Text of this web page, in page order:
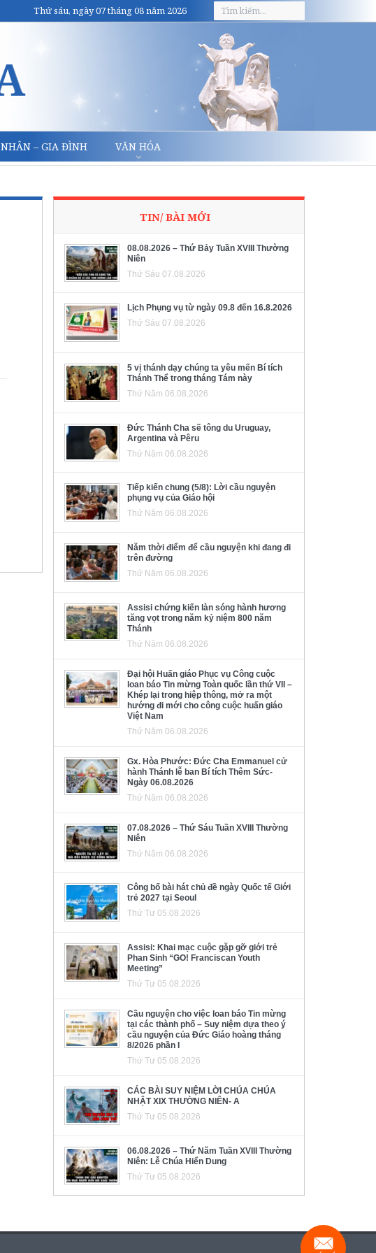
Thứ sáu, ngày 07 tháng 08 năm 2026
– GIA ĐÌNH VĂN HÓA
TIN/ BÀI MỚI
08.08.2026 – Thứ Bảy Tuần XVIII Thường
Niên
Thứ Sáu 07.08.2026
Lịch Phụng vụ từ ngày 09.8 đến 16.8.2026
Thứ Sáu 07.08.2026
5 vị thánh dạy chúng ta yêu mến Bí tích
Thánh Thể trong tháng Tám này
Thứ Năm 06.08.2026
Đức Thánh Cha sẽ tông du Uruguay,
Argentina và Pêru
Thứ Năm 06.08.2026
Tiếp kiến chung (5/8): Lời cầu nguyện
phụng vụ của Giáo hội
Thứ Năm 06.08.2026
Năm thời điểm để cầu nguyện khi đang đi
trên đường
Thứ Năm 06.08.2026
Assisi chứng kiến làn sóng hành hương
tăng vọt trong năm kỷ niệm 800 năm
Thánh
Thứ Năm 06.08.2026
Đại hội Huấn giáo Phục vụ Công cuộc
loan báo Tin mừng Toàn quốc lần thứ VII –
Khép lại trong hiệp thông, mở ra một
hướng đi mới cho công cuộc huấn giáo
Việt Nam
Thứ Năm 06.08.2026
Gx. Hòa Phước: Đức Cha Emmanuel cử
hành Thánh lễ ban Bí tích Thêm Sức-
Ngày 06.08.2026
Thứ Năm 06.08.2026
07.08.2026 – Thứ Sáu Tuần XVIII Thường
Niên
Thứ Năm 06.08.2026
Công bố bài hát chủ đề ngày Quốc tế Giới
trẻ 2027 tại Seoul
Thứ Tư 05.08.2026
Assisi: Khai mạc cuộc gặp gỡ giới trẻ
Phan Sinh “GO! Franciscan Youth
Meeting”
Thứ Tư 05.08.2026
Cầu nguyện cho việc loan báo Tin mừng
tại các thành phố – Suy niệm dựa theo ý
cầu nguyện của Đức Giáo hoàng tháng
8/2026 phần I
Thứ Tư 05.08.2026
CÁC BÀI SUY NIỆM LỜI CHÚA CHÚA
NHẬT XIX THƯỜNG NIÊN- A
Thứ Tư 05.08.2026
06.08.2026 – Thứ Năm Tuần XVIII Thường
Niên: Lễ Chúa Hiển Dung
Thứ Tư 05.08.2026